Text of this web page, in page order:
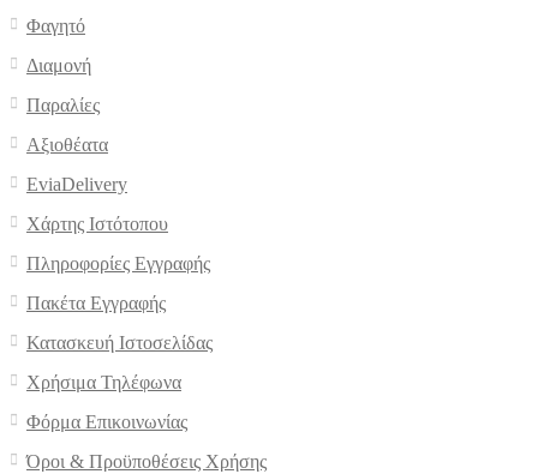
Φαγητό
Διαμονή
Παραλίες
Αξιοθέατα
EviaDelivery
Χάρτης Ιστότοπου
Πληροφορίες Εγγραφής
Πακέτα Εγγραφής
Κατασκευή Ιστοσελίδας
Χρήσιμα Τηλέφωνα
Φόρμα Επικοινωνίας
Όροι & Προϋποθέσεις Xρήσης